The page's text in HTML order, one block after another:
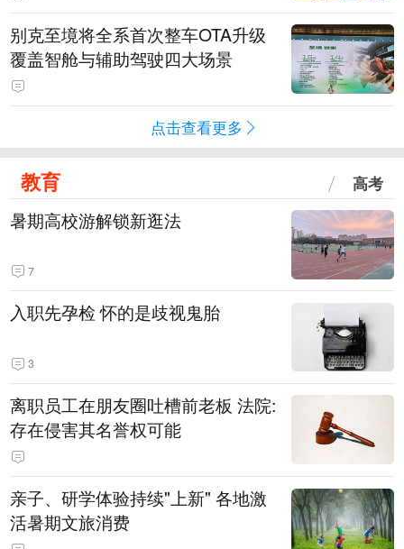
别克至境将全系首次整车OTA升级
覆盖智舱与辅助驾驶四大场景
点击查看更多
教育 高考
暑期高校游解锁新逛法
7
入职先孕检 怀的是歧视鬼胎
3
离职员工在朋友圈吐槽前老板 法院:
存在侵害其名誉权可能
亲子、研学体验持续"上新" 各地激
活暑期文旅消费